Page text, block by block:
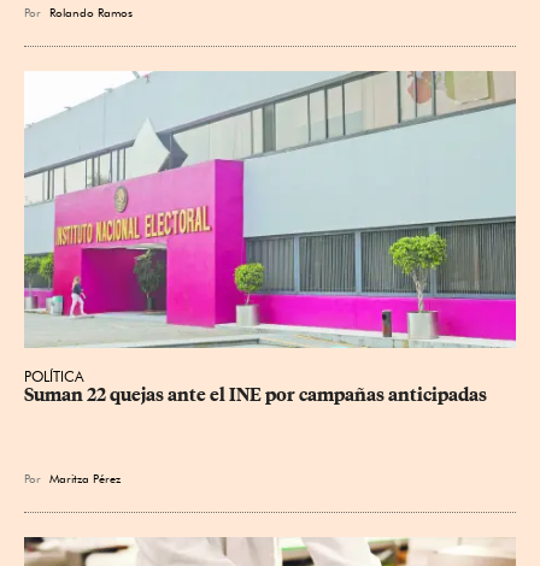
Por Rolando Ramos
POLÍTICA
Suman 22 quejas ante el INE por campañas anticipadas
Por Maritza Pérez